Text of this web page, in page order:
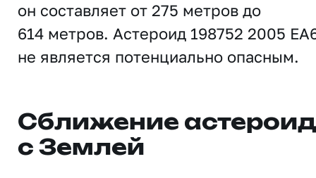
он составляет от 275 метров до
614 метров. Астероид 198752 2005
не является потенциально опасным.
Сближение
с Землей